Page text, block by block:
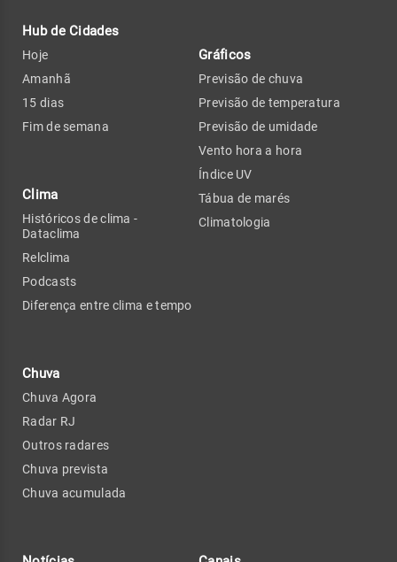
Hub de Cidades
Hoje
Amanhã
15 dias
Fim de semana
Clima
Históricos de clima -
Dataclima
Relclima
Podcasts
Diferença entre clima e tempo
Chuva
Chuva Agora
Radar RJ
Outros radares
Chuva prevista
Chuva acumulada
Gráficos
Previsão de chuva
Previsão de temperatura
Previsão de umidade
Vento hora a hora
Índice UV
Tábua de marés
Climatologia